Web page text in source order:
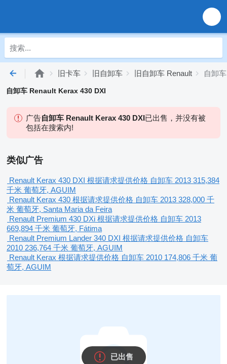
旧卡车 旧自卸车 旧自卸车 Renault 自卸
自卸车 Renault Kerax 430 DXI
广告自卸车 Renault Kerax 430 DXI已出售，并没有被
包括在搜索内!
类似广告
Renault Kerax 430 DXI 根据请求提供价格 自卸车 2013 315,384
千米 葡萄牙, AGUIM
Renault Kerax 430 根据请求提供价格 自卸车 2013 328,000 千
米 葡萄牙, Santa Maria da Feira
Renault Premium 430 DXi 根据请求提供价格 自卸车 2013
669,894 千米 葡萄牙, Fátima
Renault Premium Lander 340 DXI 根据请求提供价格 自卸车
2010 236,764 千米 葡萄牙, AGUIM
Renault Kerax 根据请求提供价格 自卸车 2010 174,806 千米 葡
萄牙, AGUIM
已出售